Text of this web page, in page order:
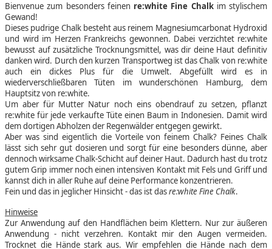
Bienvenue zum besonders feinen re:white Fine Chalkim stylischem
Gewand!
Dieses pudrige Chalk besteht aus reinem Magnesiumcarbonat Hydroxid
und wird im Herzen Frankreichs gewonnen. Dabei verzichtet re:white
bewusst auf zusätzliche Trocknungsmittel, was dir deine Haut definitiv
danken wird. Durch den kurzen Transportweg ist das Chalk von re:white
auch ein dickes Plus für die Umwelt. Abgefüllt wird es in
wiederverschließbaren Tüten im wunderschönen Hamburg, dem
Hauptsitz von re:white.
Um aber für Mutter Natur noch eins obendrauf zu setzen, pflanzt
re:white für jede verkaufte Tüte einen Baum in Indonesien. Damit wird
dem dortigen Abholzen der Regenwälder entgegen gewirkt.
Aber was sind eigentlich die Vorteile von feinem Chalk? Feines Chalk
lässt sich sehr gut dosieren und sorgt für eine besonders dünne, aber
dennoch wirksame Chalk-Schicht auf deiner Haut. Dadurch hast du trotz
gutem Grip immer noch einen intensiven Kontakt mit Fels und Griff und
kannst dich in aller Ruhe auf deine Performance konzentrieren.
Fein und das in jeglicher Hinsicht - das ist dasre:white Fine Chalk.
Hinweise
Zur Anwendung auf den Handflächen beim Klettern. Nur zur äußeren
Anwendung - nicht verzehren. Kontakt mir den Augen vermeiden.
Trocknet die Hände stark aus. Wir empfehlen die Hände nach dem